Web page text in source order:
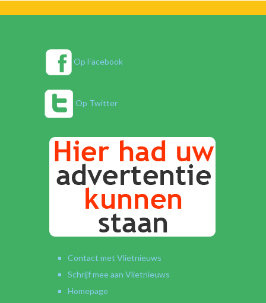
Op Facebook
Op Twitter
Contact met Vlietnieuws
Schrijf mee aan Vlietnieuws
Homepage